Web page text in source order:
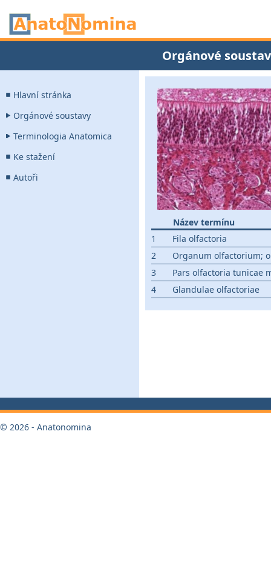
Orgánové
Hlavní stránka
Orgánové soustavy
Terminologia Anatomica
Ke stažení
Autoři
Název termínu
1
Fila olfactoria
2
Organum olfactorium;
3
Pars olfactoria tunicae
4
Glandulae olfactoriae
© 2026 - Anatonomina